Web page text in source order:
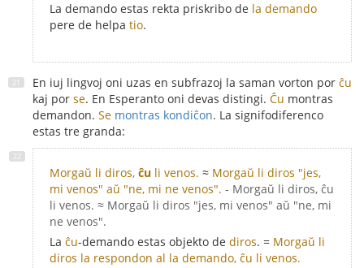
La demando estas rekta priskribo de la demando
pere de helpa tio.
En iuj lingvoj oni uzas en subfrazoj la saman vorton por ĉu
kaj por se. En Esperanto oni devas distingi. Ĉu montras
demandon. Se montras kondiĉon. La signifodiferenco
estas tre granda:
Morgaŭ li diros, ĉu li venos. ≈ Morgaŭ li diros "jes,
mi venos" aŭ "ne, mi ne venos". - Morgaŭ li diros, ĉu
li venos. ≈ Morgaŭ li diros "jes, mi venos" aŭ "ne, mi
ne venos".
La ĉu-demando estas objekto de diros. = Morgaŭ li
diros la respondon al la demando, ĉu li venos.